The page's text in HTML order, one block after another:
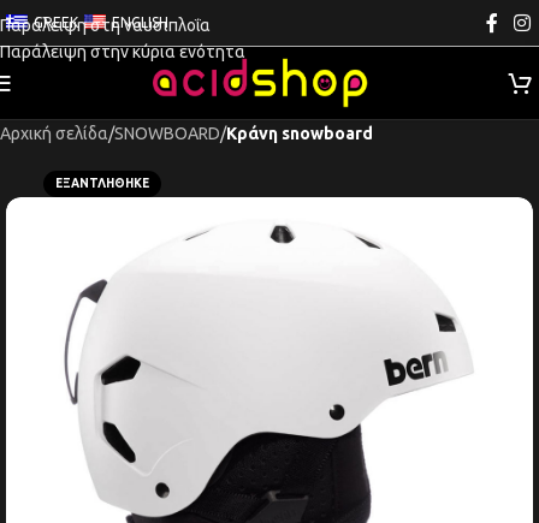
Παράλειψη στη ναυσιπλοΐα
Παράλειψη στην κύρια ενότητα
GREEK ENGLISH
Αρχική σελίδα SNOWBOARD Κράνη snowboard
ΕΞΑΝΤΛΉΘΗΚΕ